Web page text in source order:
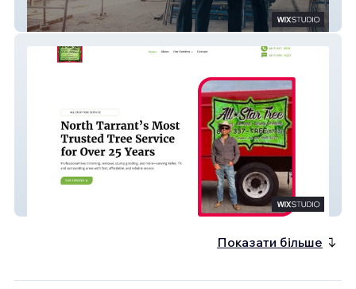
CIRTX
Показати більше